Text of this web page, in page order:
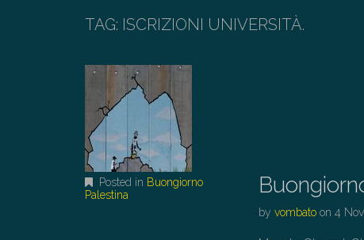
N
M
N
U
O
C
N
TAG: ISCRIZIONI UNIVERSITÀ.
Posted in Buongiorno
Palestina
byvombato on4